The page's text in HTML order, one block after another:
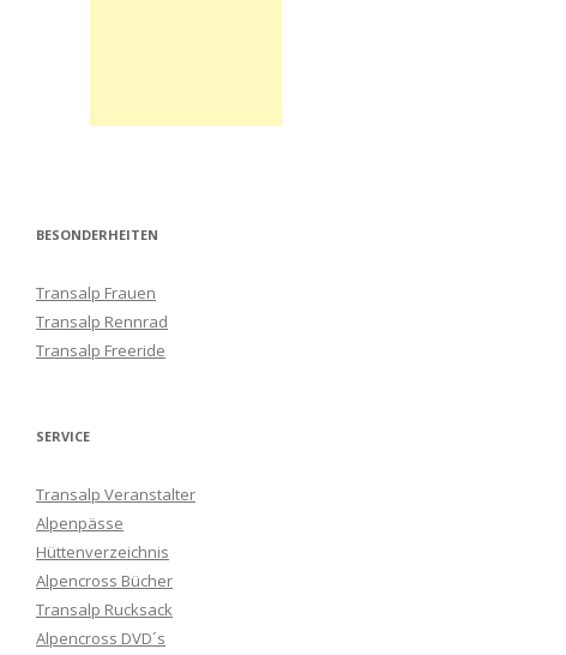
BESONDERHEITEN
Transalp Frauen
Transalp Rennrad
Transalp Freeride
SERVICE
Transalp Veranstalter
Alpenpässe
Hüttenverzeichnis
Alpencross Bücher
Transalp Rucksack
Alpencross DVD´s